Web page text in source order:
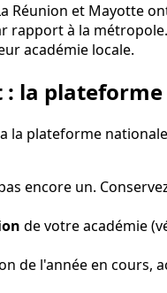
Réunion et Mayotte
rapport à la
académie locale.
la plateforme
la plateforme nationale
encore un.
de votre académie
de l'année en cours,